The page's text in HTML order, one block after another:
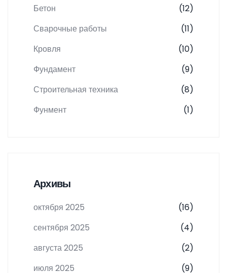
Бетон
(12)
Сварочные работы
(11)
Кровля
(10)
Фундамент
(9)
Строительная техника
(8)
Фунмент
(1)
Архивы
октября 2025
(16)
сентября 2025
(4)
августа 2025
(2)
июля 2025
(9)